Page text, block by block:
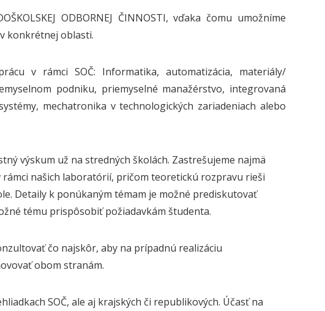
ODBORNEJ ČINNOSTI, vďaka čomu umožníme
konkrétnej oblasti.
v rámci SOČ: Informatika, automatizácia, materiály/
podniku, priemyselné manažérstvo, integrovaná
mechatronika v technologických zariadeniach alebo
výskum už na stredných školách. Zastrešujeme najmä
našich laboratórií, pričom teoretickú rozpravu rieši
Detaily k ponúkaným témam je možné prediskutovať
tému prispôsobiť požiadavkám študenta.
čo najskôr, aby na prípadnú realizáciu
obom stranám.
SOČ, ale aj krajských či republikových. Účasť na